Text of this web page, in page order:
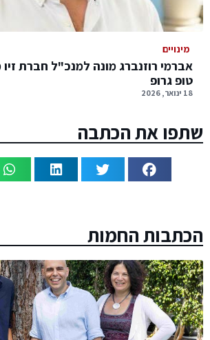
מינויים
אברמי רוזנברג מונה למנכ"ל חברת
טופ גרופ
18 ינואר, 2026
שתפו את הכתבה
הכתבות החמות